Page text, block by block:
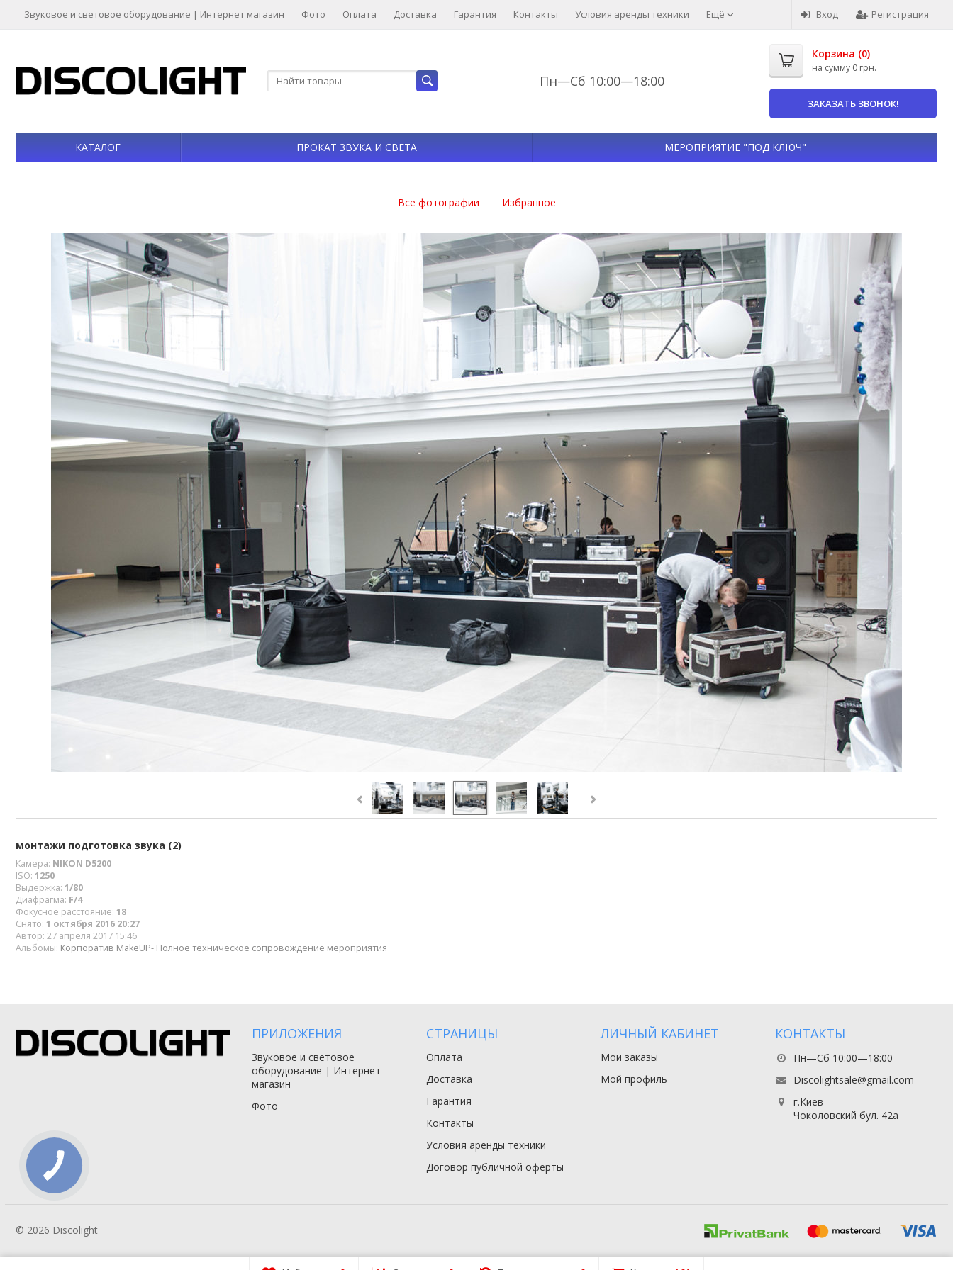
Вход Регистрация
Звуковое и световое оборудование | Интернет магазин Фото Оплата Доставка Гарантия Контакты Условия аренды техники Ещё
Пн—Сб 10:00—18:00
Корзина (0)
на сумму 0 грн.
ЗАКАЗАТЬ ЗВОНОК!
КАТАЛОГ ПРОКАТ ЗВУКА И СВЕТА МЕРОПРИЯТИЕ "ПОД КЛЮЧ"
Все фотографии Избранное
монтажи подготовка звука (2)
Камера: NIKON D5200
ISO: 1250
Выдержка: 1/80
Диафрагма: F/4
Фокусное расстояние: 18
Снято: 1 октября 2016 20:27
Автор: 27 апреля 2017 15:46
Альбомы: Корпоратив MakeUP- Полное техническое сопровождение мероприятия
ПРИЛОЖЕНИЯ
Звуковое и световое
оборудование | Интернет
магазин
Фото
СТРАНИЦЫ
Оплата
Доставка
Гарантия
Контакты
Условия аренды техники
Договор публичной оферты
ЛИЧНЫЙ КАБИНЕТ
Мои заказы
Мой профиль
КОНТАКТЫ
Пн—Сб 10:00—18:00
Discolightsale@gmail.com
г.Киев
Чоколовский бул. 42а
© 2026 Discolight